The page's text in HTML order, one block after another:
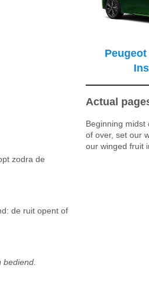
zodra de
de ruit opent of
Peugeot
Actual
Beginning
of over, set our
our winged fruit